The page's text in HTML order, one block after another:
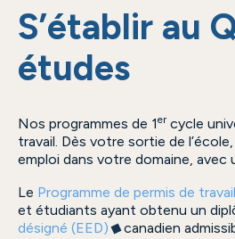
S’établir au
études
Nos programmes de 1er cycle
travail. Dès votre sortie de
emploi dans votre domaine, avec
Le Programme de permis de
et étudiants ayant obtenu un
désigné (EED)
canadien